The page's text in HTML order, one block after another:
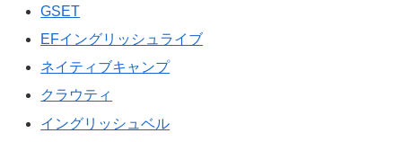
GSET
EFイングリッシュライブ
ネイティブキャンプ
クラウティ
イングリッシュベル